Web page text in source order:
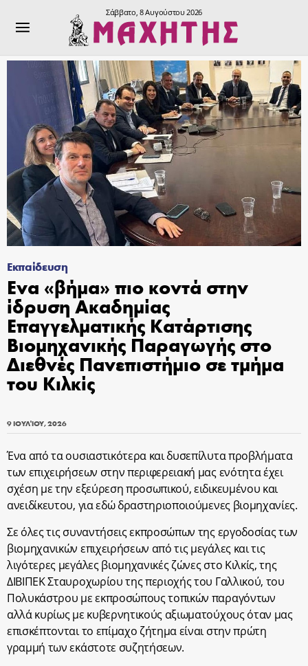
Σάββατο, 8 Αυγούστου 2026
Εκπαίδευση
Ενα «βήμα» πιο κοντά στην
ίδρυση Ακαδημίας
Επαγγελματικής Κατάρτισης
Βιομηχανικής Παραγωγής στο
Διεθνές Πανεπιστήμιο σε τμήμα
του Κιλκίς
9 ΙΟΥΛΊΟΥ, 2026
Ένα από τα ουσιαστικότερα και δυσεπίλυτα προβλήματα
των επιχειρήσεων στην περιφερειακή μας ενότητα έχει
σχέση με την εξεύρεση προσωπικού, ειδικευμένου και
ανειδίκευτου, για εδώ δραστηριοποιούμενες βιομηχανίες.
Σε όλες τις συναντήσεις εκπροσώπων της εργοδοσίας των
βιομηχανικών επιχειρήσεων από τις μεγάλες και τις
λιγότερες μεγάλες βιομηχανικές ζώνες στο Κιλκίς, της
ΔΙΒΙΠΕΚ Σταυροχωρίου της περιοχής του Γαλλικού, του
Πολυκάστρου με εκπροσώπους τοπικών παραγόντων
αλλά κυρίως με κυβερνητικούς αξιωματούχους όταν μας
επισκέπτονται το επίμαχο ζήτημα είναι στην πρώτη
γραμμή των εκάστοτε συζητήσεων.